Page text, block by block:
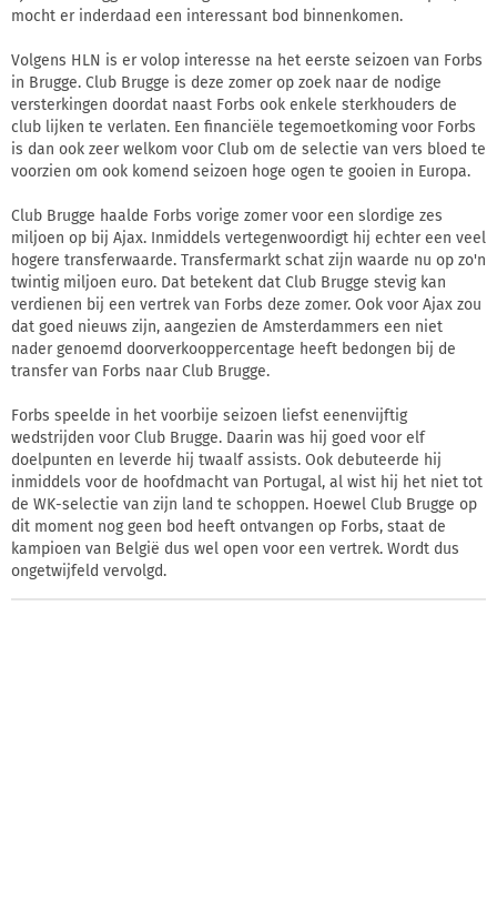
mocht er inderdaad een interessant bod binnenkomen.
Volgens HLN is er volop interesse na het eerste seizoen van Forbs
in Brugge. Club Brugge is deze zomer op zoek naar de nodige
versterkingen doordat naast Forbs ook enkele sterkhouders de
club lijken te verlaten. Een financiële tegemoetkoming voor Forbs
is dan ook zeer welkom voor Club om de selectie van vers bloed te
voorzien om ook komend seizoen hoge ogen te gooien in Europa.
Club Brugge haalde Forbs vorige zomer voor een slordige zes
miljoen op bij Ajax. Inmiddels vertegenwoordigt hij echter een veel
hogere transferwaarde. Transfermarkt schat zijn waarde nu op zo'n
twintig miljoen euro. Dat betekent dat Club Brugge stevig kan
verdienen bij een vertrek van Forbs deze zomer. Ook voor Ajax zou
dat goed nieuws zijn, aangezien de Amsterdammers een niet
nader genoemd doorverkooppercentage heeft bedongen bij de
transfer van Forbs naar Club Brugge.
Forbs speelde in het voorbije seizoen liefst eenenvijftig
wedstrijden voor Club Brugge. Daarin was hij goed voor elf
doelpunten en leverde hij twaalf assists. Ook debuteerde hij
inmiddels voor de hoofdmacht van Portugal, al wist hij het niet tot
de WK-selectie van zijn land te schoppen. Hoewel Club Brugge op
dit moment nog geen bod heeft ontvangen op Forbs, staat de
kampioen van België dus wel open voor een vertrek. Wordt dus
ongetwijfeld vervolgd.